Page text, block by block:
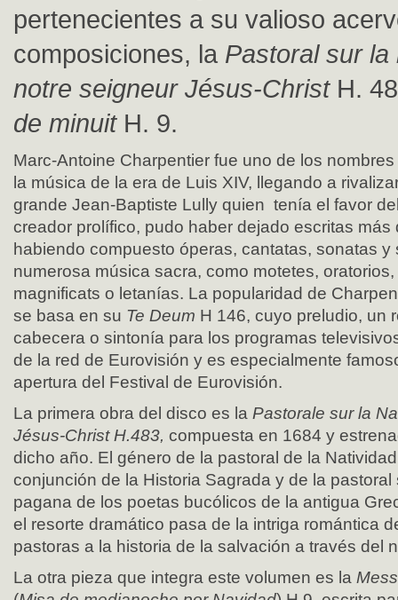
pertenecientes a su valioso
composiciones, la Pastoral sur
notre seigneur Jésus-ChristH.
de minuitH. 9.
Marc-Antoine Charpentier fue uno de los
la música de la era de Luis XIV, llegando a
grande Jean-Baptiste Lully quien tenía el favor
creador prolífico, pudo haber dejado escritas más
habiendo compuesto óperas, cantatas, sonatas
numerosa música sacra, como motetes,
magnificats o letanías. La popularidad de
se basa en su Te Deum H 146, cuyo preludio, un
cabecera o sintonía para los programas
de la red de Eurovisión y es especialmente
apertura del Festival de Eurovisión.
La primera obra del disco es la Pastorale sur la
Jésus-Christ H.483, compuesta en 1684 y
dicho año. El género de la pastoral de la
conjunción de la Historia Sagrada y de la
pagana de los poetas bucólicos de la antigua
el resorte dramático pasa de la intriga romántica
pastoras a la historia de la salvación a través del
La otra pieza que integra este volumen es la